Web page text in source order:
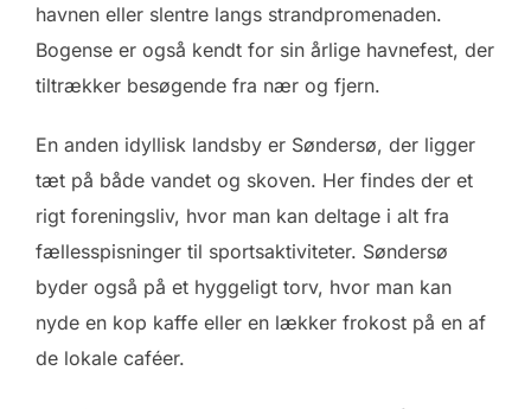
havnen eller slentre langs strandpromenaden.
Bogense er også kendt for sin årlige havnefest, der
tiltrækker besøgende fra nær og fjern.
En anden idyllisk landsby er Søndersø, der ligger
tæt på både vandet og skoven. Her findes der et
rigt foreningsliv, hvor man kan deltage i alt fra
fællesspisninger til sportsaktiviteter. Søndersø
byder også på et hyggeligt torv, hvor man kan
nyde en kop kaffe eller en lækker frokost på en af
de lokale caféer.